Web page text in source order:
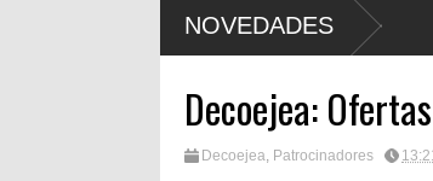
NOVEDADES
UN ESCAPE ROOM DE MUCHO MIEDO EN
Decoejea:
Decoejea, Patrocinadores